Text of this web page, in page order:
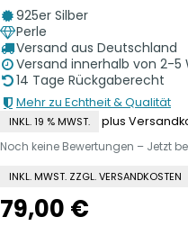
925er Silber
Perle
Versand aus Deutschland
Versand innerhalb von 2-5
14 Tage Rückgaberecht
Mehr zu Echtheit & Qualität
INKL. 19 % MWST.
plus
Noch keine Bewertungen – Jetzt
INKL. MWST. ZZGL. VERSANDKOSTEN
79,00 €